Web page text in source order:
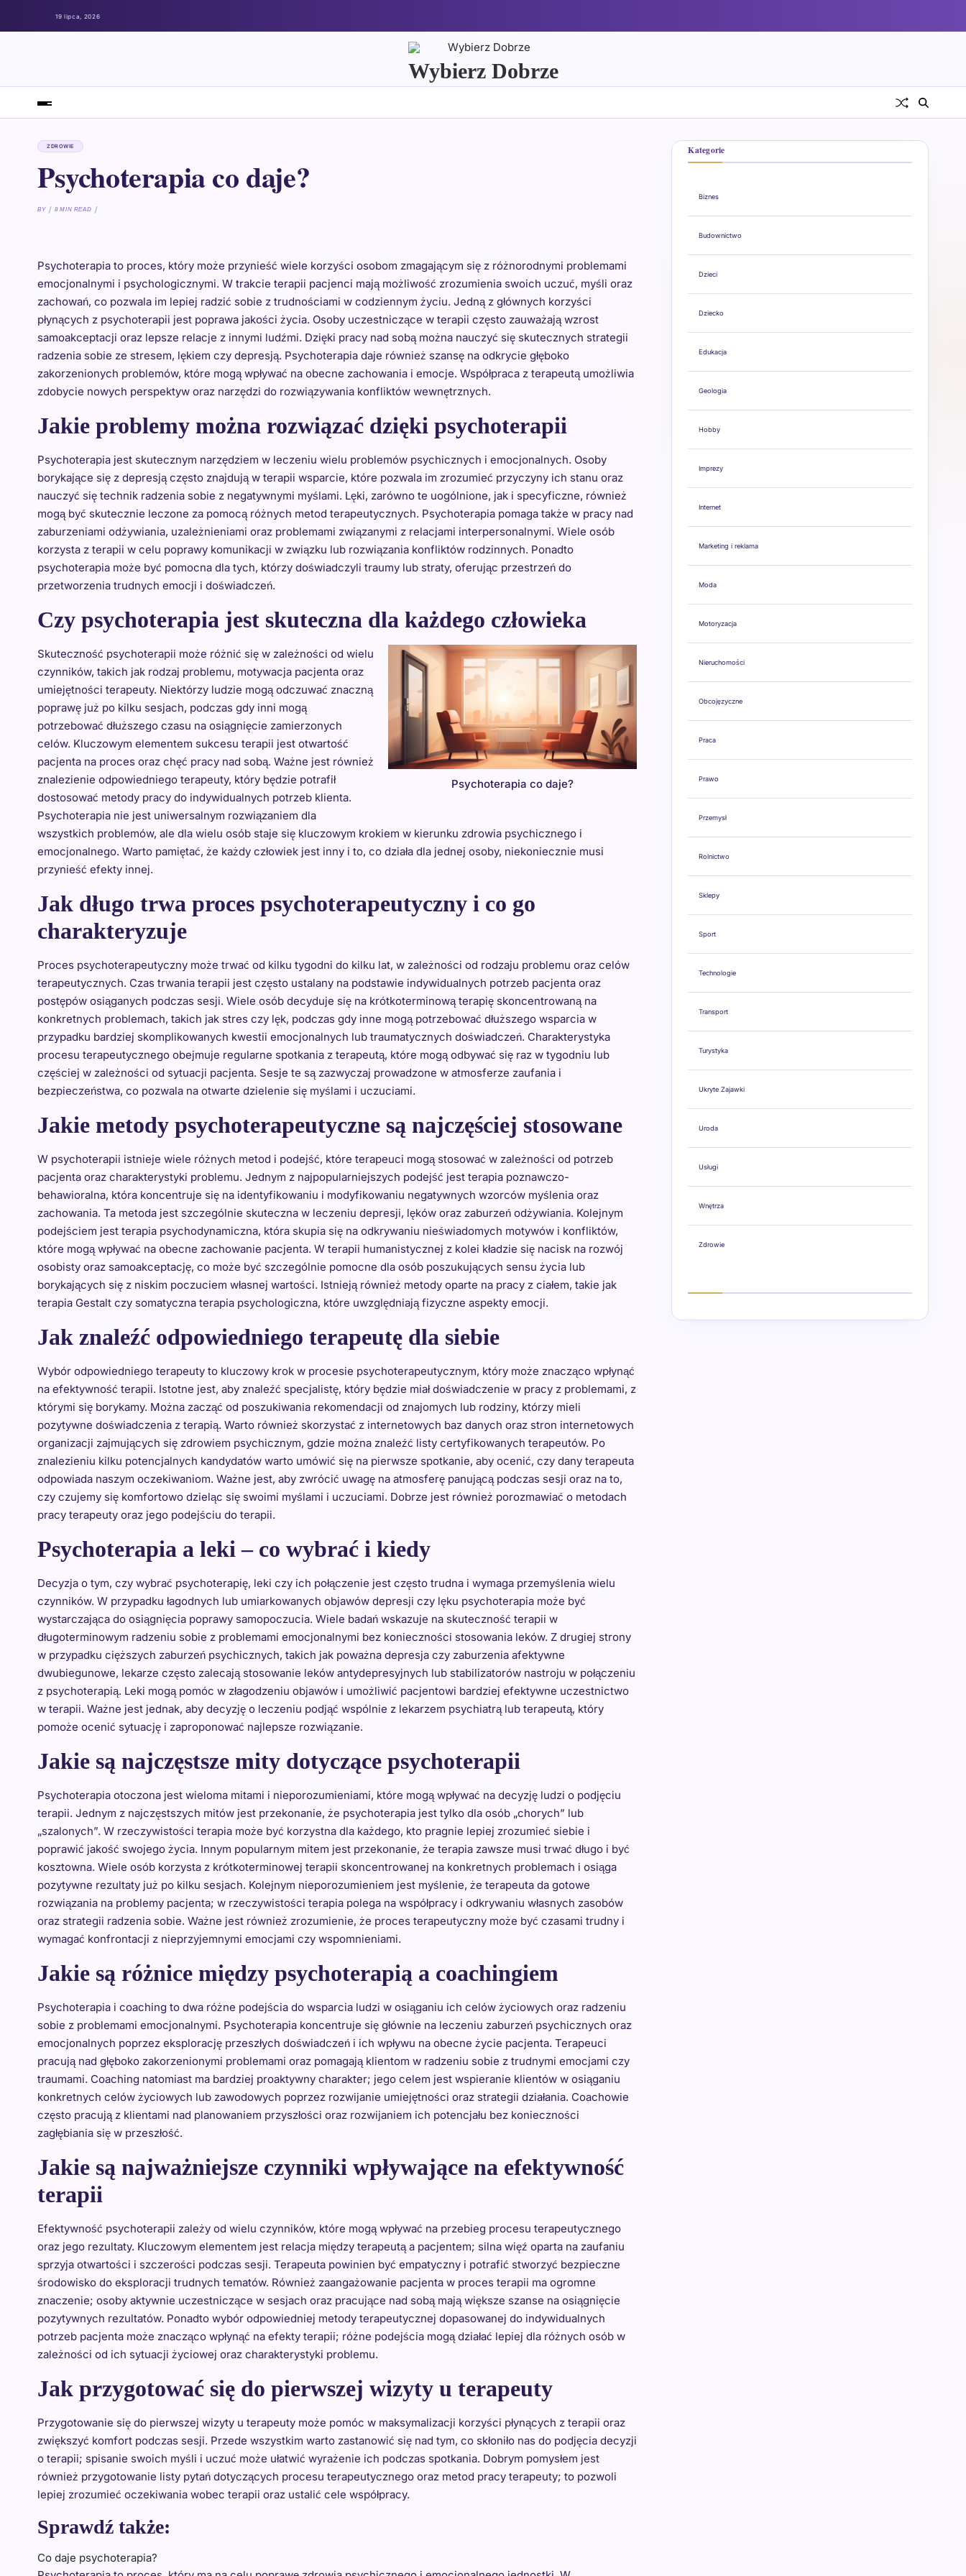
19 lipca, 2026
Wybierz Dobrze
ZDROWIE
Psychoterapia co daje?
BY 8 MIN READ
Psychoterapia to proces, który może przynieść wiele korzyści osobom zmagającym się z różnorodnymi problemami
emocjonalnymi i psychologicznymi. W trakcie terapii pacjenci mają możliwość zrozumienia swoich uczuć, myśli oraz
zachowań, co pozwala im lepiej radzić sobie z trudnościami w codziennym życiu. Jedną z głównych korzyści
płynących z psychoterapii jest poprawa jakości życia. Osoby uczestniczące w terapii często zauważają wzrost
samoakceptacji oraz lepsze relacje z innymi ludźmi. Dzięki pracy nad sobą można nauczyć się skutecznych strategii
radzenia sobie ze stresem, lękiem czy depresją. Psychoterapia daje również szansę na odkrycie głęboko
zakorzenionych problemów, które mogą wpływać na obecne zachowania i emocje. Współpraca z terapeutą umożliwia
zdobycie nowych perspektyw oraz narzędzi do rozwiązywania konfliktów wewnętrznych.
Jakie problemy można rozwiązać dzięki psychoterapii
Psychoterapia jest skutecznym narzędziem w leczeniu wielu problemów psychicznych i emocjonalnych. Osoby
borykające się z depresją często znajdują w terapii wsparcie, które pozwala im zrozumieć przyczyny ich stanu oraz
nauczyć się technik radzenia sobie z negatywnymi myślami. Lęki, zarówno te uogólnione, jak i specyficzne, również
mogą być skutecznie leczone za pomocą różnych metod terapeutycznych. Psychoterapia pomaga także w pracy nad
zaburzeniami odżywiania, uzależnieniami oraz problemami związanymi z relacjami interpersonalnymi. Wiele osób
korzysta z terapii w celu poprawy komunikacji w związku lub rozwiązania konfliktów rodzinnych. Ponadto
psychoterapia może być pomocna dla tych, którzy doświadczyli traumy lub straty, oferując przestrzeń do
przetworzenia trudnych emocji i doświadczeń.
Czy psychoterapia jest skuteczna dla każdego człowieka
Psychoterapia co daje?
Skuteczność psychoterapii może różnić się w zależności od wielu
czynników, takich jak rodzaj problemu, motywacja pacjenta oraz
umiejętności terapeuty. Niektórzy ludzie mogą odczuwać znaczną
poprawę już po kilku sesjach, podczas gdy inni mogą
potrzebować dłuższego czasu na osiągnięcie zamierzonych
celów. Kluczowym elementem sukcesu terapii jest otwartość
pacjenta na proces oraz chęć pracy nad sobą. Ważne jest również
znalezienie odpowiedniego terapeuty, który będzie potrafił
dostosować metody pracy do indywidualnych potrzeb klienta.
Psychoterapia nie jest uniwersalnym rozwiązaniem dla
wszystkich problemów, ale dla wielu osób staje się kluczowym krokiem w kierunku zdrowia psychicznego i
emocjonalnego. Warto pamiętać, że każdy człowiek jest inny i to, co działa dla jednej osoby, niekoniecznie musi
przynieść efekty innej.
Jak długo trwa proces psychoterapeutyczny i co go
charakteryzuje
Proces psychoterapeutyczny może trwać od kilku tygodni do kilku lat, w zależności od rodzaju problemu oraz celów
terapeutycznych. Czas trwania terapii jest często ustalany na podstawie indywidualnych potrzeb pacjenta oraz
postępów osiąganych podczas sesji. Wiele osób decyduje się na krótkoterminową terapię skoncentrowaną na
konkretnych problemach, takich jak stres czy lęk, podczas gdy inne mogą potrzebować dłuższego wsparcia w
przypadku bardziej skomplikowanych kwestii emocjonalnych lub traumatycznych doświadczeń. Charakterystyka
procesu terapeutycznego obejmuje regularne spotkania z terapeutą, które mogą odbywać się raz w tygodniu lub
częściej w zależności od sytuacji pacjenta. Sesje te są zazwyczaj prowadzone w atmosferze zaufania i
bezpieczeństwa, co pozwala na otwarte dzielenie się myślami i uczuciami.
Jakie metody psychoterapeutyczne są najczęściej stosowane
W psychoterapii istnieje wiele różnych metod i podejść, które terapeuci mogą stosować w zależności od potrzeb
pacjenta oraz charakterystyki problemu. Jednym z najpopularniejszych podejść jest terapia poznawczo-
behawioralna, która koncentruje się na identyfikowaniu i modyfikowaniu negatywnych wzorców myślenia oraz
zachowania. Ta metoda jest szczególnie skuteczna w leczeniu depresji, lęków oraz zaburzeń odżywiania. Kolejnym
podejściem jest terapia psychodynamiczna, która skupia się na odkrywaniu nieświadomych motywów i konfliktów,
które mogą wpływać na obecne zachowanie pacjenta. W terapii humanistycznej z kolei kładzie się nacisk na rozwój
osobisty oraz samoakceptację, co może być szczególnie pomocne dla osób poszukujących sensu życia lub
borykających się z niskim poczuciem własnej wartości. Istnieją również metody oparte na pracy z ciałem, takie jak
terapia Gestalt czy somatyczna terapia psychologiczna, które uwzględniają fizyczne aspekty emocji.
Jak znaleźć odpowiedniego terapeutę dla siebie
Wybór odpowiedniego terapeuty to kluczowy krok w procesie psychoterapeutycznym, który może znacząco wpłynąć
na efektywność terapii. Istotne jest, aby znaleźć specjalistę, który będzie miał doświadczenie w pracy z problemami, z
którymi się borykamy. Można zacząć od poszukiwania rekomendacji od znajomych lub rodziny, którzy mieli
pozytywne doświadczenia z terapią. Warto również skorzystać z internetowych baz danych oraz stron internetowych
organizacji zajmujących się zdrowiem psychicznym, gdzie można znaleźć listy certyfikowanych terapeutów. Po
znalezieniu kilku potencjalnych kandydatów warto umówić się na pierwsze spotkanie, aby ocenić, czy dany terapeuta
odpowiada naszym oczekiwaniom. Ważne jest, aby zwrócić uwagę na atmosferę panującą podczas sesji oraz na to,
czy czujemy się komfortowo dzieląc się swoimi myślami i uczuciami. Dobrze jest również porozmawiać o metodach
pracy terapeuty oraz jego podejściu do terapii.
Psychoterapia a leki – co wybrać i kiedy
Decyzja o tym, czy wybrać psychoterapię, leki czy ich połączenie jest często trudna i wymaga przemyślenia wielu
czynników. W przypadku łagodnych lub umiarkowanych objawów depresji czy lęku psychoterapia może być
wystarczająca do osiągnięcia poprawy samopoczucia. Wiele badań wskazuje na skuteczność terapii w
długoterminowym radzeniu sobie z problemami emocjonalnymi bez konieczności stosowania leków. Z drugiej strony
w przypadku cięższych zaburzeń psychicznych, takich jak poważna depresja czy zaburzenia afektywne
dwubiegunowe, lekarze często zalecają stosowanie leków antydepresyjnych lub stabilizatorów nastroju w połączeniu
z psychoterapią. Leki mogą pomóc w złagodzeniu objawów i umożliwić pacjentowi bardziej efektywne uczestnictwo
w terapii. Ważne jest jednak, aby decyzję o leczeniu podjąć wspólnie z lekarzem psychiatrą lub terapeutą, który
pomoże ocenić sytuację i zaproponować najlepsze rozwiązanie.
Jakie są najczęstsze mity dotyczące psychoterapii
Psychoterapia otoczona jest wieloma mitami i nieporozumieniami, które mogą wpływać na decyzję ludzi o podjęciu
terapii. Jednym z najczęstszych mitów jest przekonanie, że psychoterapia jest tylko dla osób „chorych” lub
„szalonych”. W rzeczywistości terapia może być korzystna dla każdego, kto pragnie lepiej zrozumieć siebie i
poprawić jakość swojego życia. Innym popularnym mitem jest przekonanie, że terapia zawsze musi trwać długo i być
kosztowna. Wiele osób korzysta z krótkoterminowej terapii skoncentrowanej na konkretnych problemach i osiąga
pozytywne rezultaty już po kilku sesjach. Kolejnym nieporozumieniem jest myślenie, że terapeuta da gotowe
rozwiązania na problemy pacjenta; w rzeczywistości terapia polega na współpracy i odkrywaniu własnych zasobów
oraz strategii radzenia sobie. Ważne jest również zrozumienie, że proces terapeutyczny może być czasami trudny i
wymagać konfrontacji z nieprzyjemnymi emocjami czy wspomnieniami.
Jakie są różnice między psychoterapią a coachingiem
Psychoterapia i coaching to dwa różne podejścia do wsparcia ludzi w osiąganiu ich celów życiowych oraz radzeniu
sobie z problemami emocjonalnymi. Psychoterapia koncentruje się głównie na leczeniu zaburzeń psychicznych oraz
emocjonalnych poprzez eksplorację przeszłych doświadczeń i ich wpływu na obecne życie pacjenta. Terapeuci
pracują nad głęboko zakorzenionymi problemami oraz pomagają klientom w radzeniu sobie z trudnymi emocjami czy
traumami. Coaching natomiast ma bardziej proaktywny charakter; jego celem jest wspieranie klientów w osiąganiu
konkretnych celów życiowych lub zawodowych poprzez rozwijanie umiejętności oraz strategii działania. Coachowie
często pracują z klientami nad planowaniem przyszłości oraz rozwijaniem ich potencjału bez konieczności
zagłębiania się w przeszłość.
Jakie są najważniejsze czynniki wpływające na efektywność
terapii
Efektywność psychoterapii zależy od wielu czynników, które mogą wpływać na przebieg procesu terapeutycznego
oraz jego rezultaty. Kluczowym elementem jest relacja między terapeutą a pacjentem; silna więź oparta na zaufaniu
sprzyja otwartości i szczerości podczas sesji. Terapeuta powinien być empatyczny i potrafić stworzyć bezpieczne
środowisko do eksploracji trudnych tematów. Również zaangażowanie pacjenta w proces terapii ma ogromne
znaczenie; osoby aktywnie uczestniczące w sesjach oraz pracujące nad sobą mają większe szanse na osiągnięcie
pozytywnych rezultatów. Ponadto wybór odpowiedniej metody terapeutycznej dopasowanej do indywidualnych
potrzeb pacjenta może znacząco wpłynąć na efekty terapii; różne podejścia mogą działać lepiej dla różnych osób w
zależności od ich sytuacji życiowej oraz charakterystyki problemu.
Jak przygotować się do pierwszej wizyty u terapeuty
Przygotowanie się do pierwszej wizyty u terapeuty może pomóc w maksymalizacji korzyści płynących z terapii oraz
zwiększyć komfort podczas sesji. Przede wszystkim warto zastanowić się nad tym, co skłoniło nas do podjęcia decyzji
o terapii; spisanie swoich myśli i uczuć może ułatwić wyrażenie ich podczas spotkania. Dobrym pomysłem jest
również przygotowanie listy pytań dotyczących procesu terapeutycznego oraz metod pracy terapeuty; to pozwoli
lepiej zrozumieć oczekiwania wobec terapii oraz ustalić cele współpracy.
Sprawdź także:
Co daje psychoterapia?
Kategorie
Biznes
Budownictwo
Dzieci
Dziecko
Edukacja
Geologia
Hobby
Imprezy
Internet
Marketing i reklama
Moda
Motoryzacja
Nieruchomości
Obcojęzyczne
Praca
Prawo
Przemysł
Rolnictwo
Sklepy
Sport
Technologie
Transport
Turystyka
Ukryte Zajawki
Uroda
Usługi
Wnętrza
Zdrowie